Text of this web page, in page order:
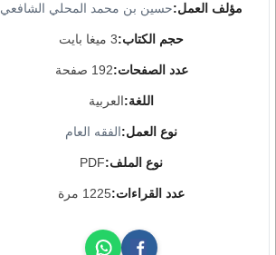
مؤلف العمل:حسين بن محمد المحلي الشافعي
حجم الكتاب:3 ميغا بايت
عدد الصفحات:192 صفحة
اللغة:العربية
نوع العمل:الفقه العام
نوع الملف:PDF
عدد القراءات:1225 مرة